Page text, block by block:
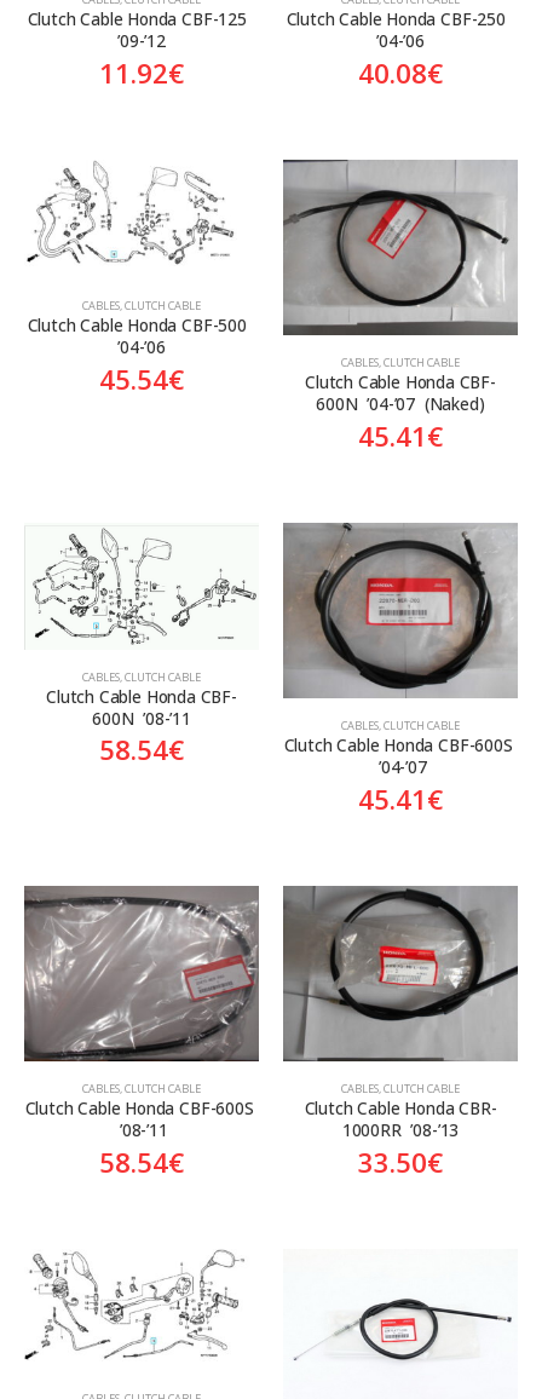
Clutch Cable Honda CBF-125
’09-’12
11.92€
Clutch Cable Honda CBF-250
’04-’06
40.08€
CABLES,CLUTCH CABLE
Clutch Cable Honda CBF-500
’04-’06
45.54€ CABLES,CLUTCH CABLE
Clutch Cable Honda CBF-
600N  ’04-’07  (Naked)
45.41€
CABLES CLUTCH CABLE
Clutch Cable Honda CBF-
600N  ’08-’11
58.54€
CABLES,CLUTCH CABLE
Clutch Cable Honda CBF-600S
’04-’07
45.41€
CABLES,CLUTCH CABLE
Clutch Cable Honda CBF-600S
’08-’11
58.54€
CABLES,CLUTCH CABLE
Clutch Cable Honda CBR-
1000RR  ’08-’13
33.50€